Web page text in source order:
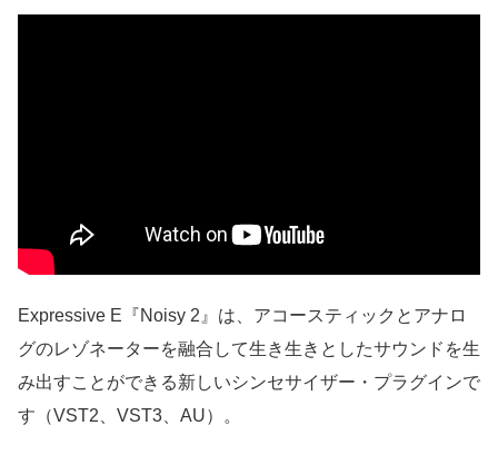
Expressive E『Noisy 2』は、アコースティックとアナロ
グのレゾネーターを融合して生き生きとしたサウンドを生
み出すことができる新しいシンセサイザー・プラグインで
す（VST2、VST3、AU）。